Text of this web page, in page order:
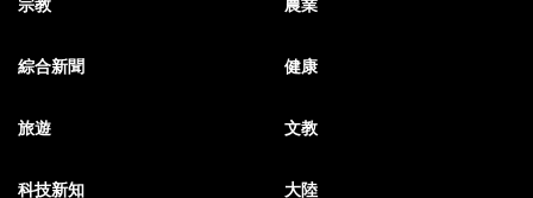
宗教 農業
綜合新聞 健康
旅遊 文教
科技新知 大陸